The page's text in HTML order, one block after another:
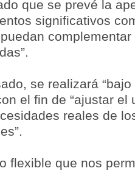
que se prevé la
significativos
se realizará
el fin de “ajustar el
reales de
flexible que nos